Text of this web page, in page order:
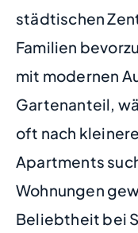
städtischen
Familien
mit modernen
Gartenanteil,
oft nach
Apartments
Wohnungen
Beliebtheit bei